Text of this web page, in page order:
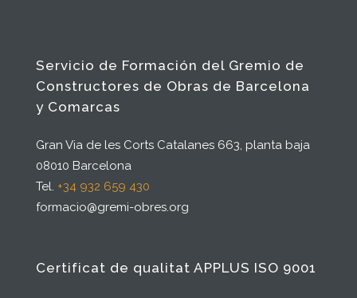
Servicio de Formación del Gremio de
Constructores de Obras de Barcelona
y Comarcas
Gran Via de les Corts Catalanes 663, planta baja
08010 Barcelona
Tel. +34 932 659 430
formacio@gremi-obres.org
Certificat de qualitat APPLUS ISO 9001